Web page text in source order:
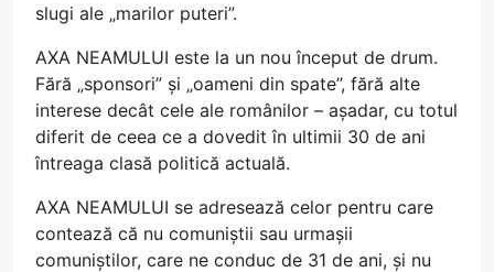
slugi ale „marilor puteri”.
AXA NEAMULUI este la un nou început de drum.
Fără „sponsori” și „oameni din spate”, fără alte
interese decât cele ale românilor – așadar, cu totul
diferit de ceea ce a dovedit în ultimii 30 de ani
întreaga clasă politică actuală.
AXA NEAMULUI se adresează celor pentru care
contează că nu comuniștii sau urmașii
comuniștilor, care ne conduc de 31 de ani, și nu